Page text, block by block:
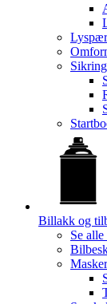
Billakk og
Se alle